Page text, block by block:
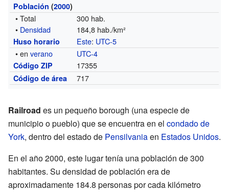
Población (2000)
• Total
300 hab.
• Densidad 184,8 hab./km²
Huso horario Este: UTC-5
• enverano UTC-4
Código ZIP 17355
Código de área 717
Railroad es un pequeño borough (una especie de
municipio o pueblo) que se encuentra en el condado de
York, dentro del estado de Pensilvaniaen Estados Unidos.
En el año 2000, este lugar tenía una población de 300
habitantes. Su densidad de población era de
aproximadamente 184.8 personas por cada kilómetro